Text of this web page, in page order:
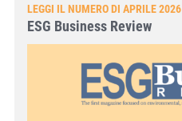
LEGGI IL NUMERO DI APRILE 2026
ESG Business Review